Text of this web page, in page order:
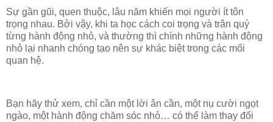
Sự gần gũi, quen thuộc, lâu năm khiến mọi người ít tôn
trọng nhau. Bởi vậy, khi ta học cách coi trọng và trân quý
từng hành động nhỏ, và thường thì chính những hành động
nhỏ lại nhanh chóng tạo nên sự khác biệt trong các mối
quan hệ.
Bạn hãy thử xem, chỉ cần một lời ân cần, một nụ cười ngọt
ngào, một hành động chăm sóc nhỏ… có thể làm thay đổi